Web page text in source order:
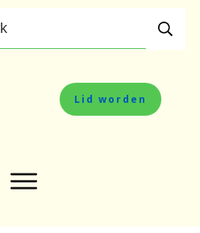
Lid worden